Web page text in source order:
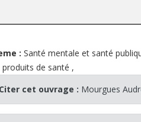
: Santé mentale et santé
produits de santé ,
Citer cet ouvrage : Mourgues